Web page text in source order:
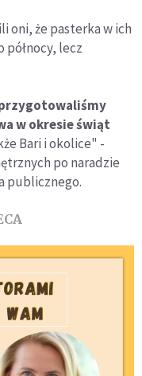
oni, że pasterka w ich
północy, lecz
w okresie świąt
Bari i okolice" -
po naradzie
publicznego.